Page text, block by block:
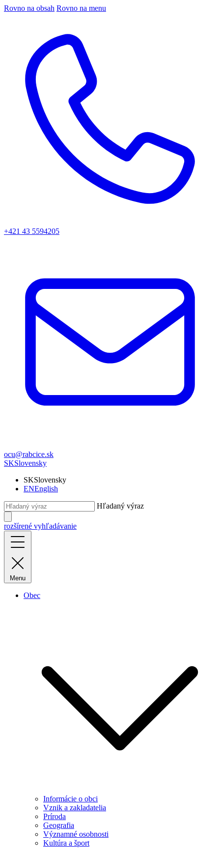
Rovno na obsah Rovno na menu
+421 43 5594205
ocu@rabcice.sk
SKSlovensky
SKSlovensky
ENEnglish
Hľadaný výraz
rozšírené vyhľadávanie
Menu
Obec
Informácie o obci
Vznik a zakladatelia
Príroda
Geografia
Významné osobnosti
Kultúra a šport